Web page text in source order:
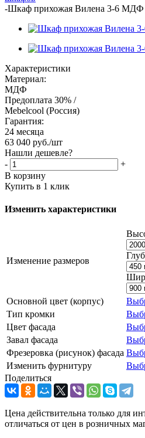
-Шкаф прихожая Вилена 3-6 МДФ
Характеристики
Материал:
МДФ
Предоплата 30% /
Mebelcool (Россия)
Гарантия:
24 месяца
63 040 руб./шт
Нашли дешевле?
-
+
В корзину
Купить в 1 клик
Изменить характеристики
Изменение размеров
Основной цвет (корпус)
Тип кромки
Цвет фасада
Завал фасада
Фрезеровка (рисунок) фасада
Изменить фурнитуру
Поделиться
Цена действительна только для
отличаться от цен в розничных